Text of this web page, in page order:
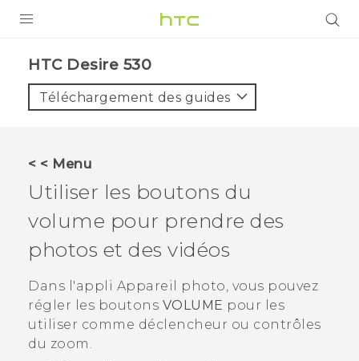
VIVE
VIVERSE
ASSISTANCE
Appareils HTC & Accessoires
Connexion
HTC Desire 530‎
Téléchargement des guides
< < Menu
Utiliser les boutons du
volume pour prendre des
photos et des vidéos
Dans l'appli Appareil photo, vous pouvez
régler les boutons VOLUME pour les
utiliser comme déclencheur ou contrôles
du zoom.